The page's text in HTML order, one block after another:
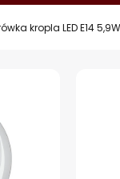
kropla LED E14